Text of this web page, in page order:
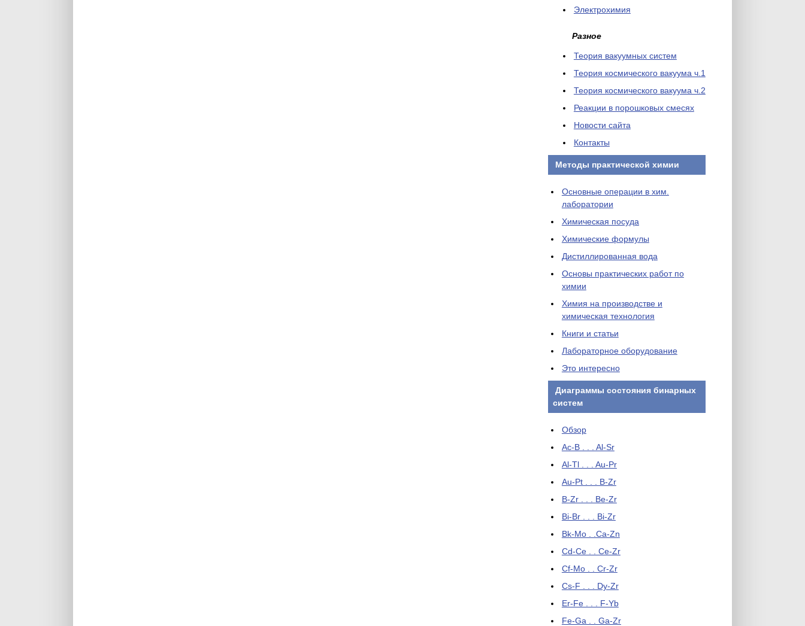
Электрохимия
Разное
Теория вакуумных систем
Теория космического вакуума ч.1
Теория космического вакуума ч.2
Реакции в порошковых смесях
Новости сайта
Контакты
Методы практической химии
Основные операции в хим.
лаборатории
Химическая посуда
Химические формулы
Дистиллированная вода
Основы практических работ по
химии
Химия на производстве и
химическая технология
Книги и статьи
Лабораторное оборудование
Это интересно
Диаграммы состояния бинарных
систем
Обзор
Ac-B . . . Al-Sr
Al-Tl . . . Au-Pr
Au-Pt . . . B-Zr
B-Zr . . . Be-Zr
Bi-Br . . . Bi-Zr
Bk-Mo . .Ca-Zn
Cd-Ce . . Ce-Zr
Cf-Mo . . Cr-Zr
Cs-F . . . Dy-Zr
Er-Fe . . . F-Yb
Fe-Ga . . Ga-Zr